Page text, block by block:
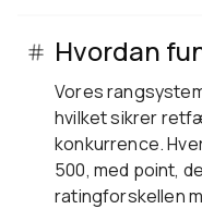
Hvordan
Vores
hvilket sikrer
konkurrence.
500, med point,
ratingforskellen